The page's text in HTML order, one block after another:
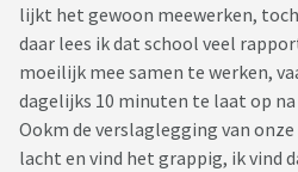
lijkt het gewoon meewerken,
daar lees ik dat school veel
moeilijk mee samen te werken,
dagelijks 10 minuten te laat op
Ookm de verslaglegging van
lacht en vind het grappig, ik vind